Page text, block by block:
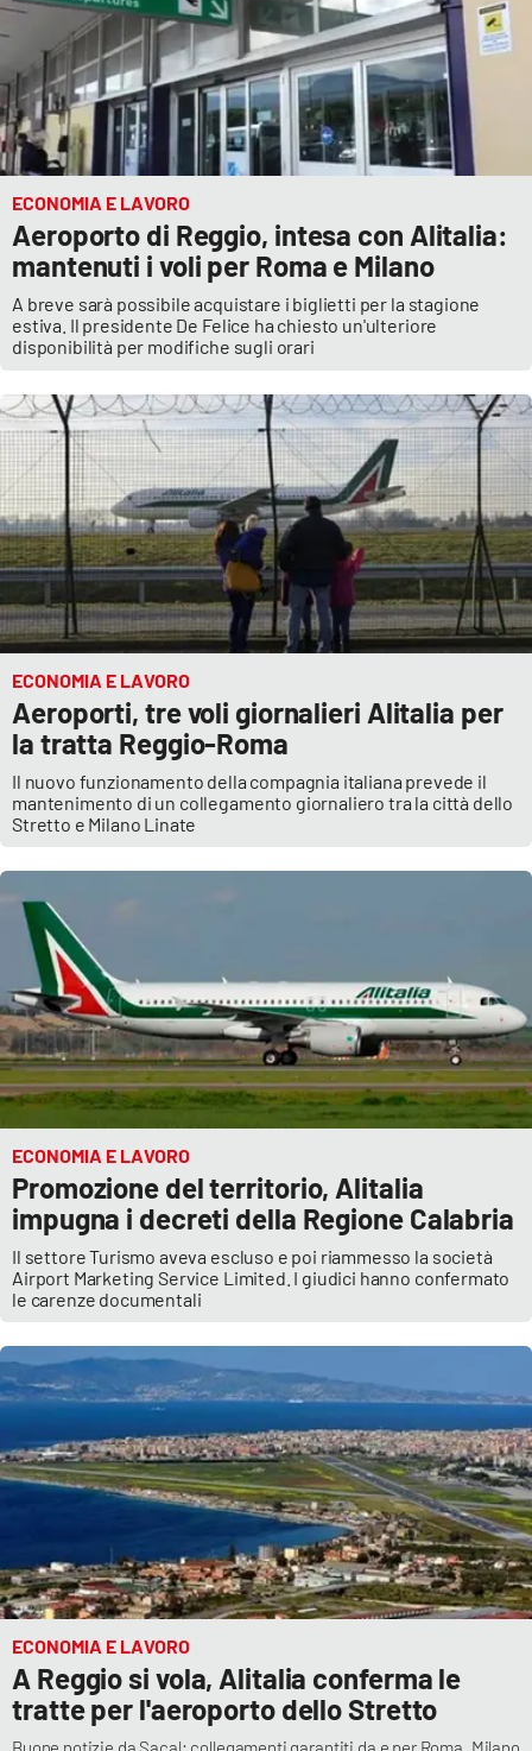
ECONOMIA E LAVORO
Aeroporto di Reggio, intesa con Alitalia:
mantenuti i voli per Roma e Milano
A breve sarà possibile acquistare i biglietti per la stagione
estiva. Il presidente De Felice ha chiesto un'ulteriore
disponibilità per modifiche sugli orari
ECONOMIA E LAVORO
Aeroporti, tre voli giornalieri Alitalia per
la tratta Reggio-Roma
Il nuovo funzionamento della compagnia italiana prevede il
mantenimento di un collegamento giornaliero tra la città dello
Stretto e Milano Linate
ECONOMIA E LAVORO
Promozione del territorio, Alitalia
impugna i decreti della Regione Calabria
Il settore Turismo aveva escluso e poi riammesso la società
Airport Marketing Service Limited. I giudici hanno confermato
le carenze documentali
ECONOMIA E LAVORO
A Reggio si vola, Alitalia conferma le
tratte per l'aeroporto dello Stretto